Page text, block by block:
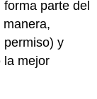
parte del
permiso) y
la mejor